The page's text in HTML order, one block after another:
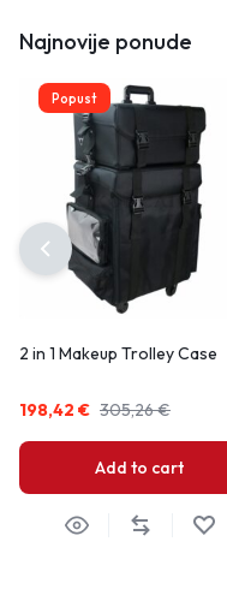
Najnovije ponude
Popust
2 in 1 Makeup Trolley Case
305,26€
198,42 €
Add to cart